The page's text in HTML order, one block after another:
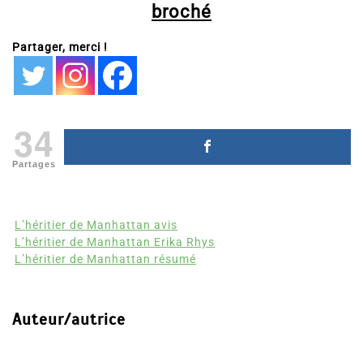
broché
Partager, merci !
34
Partages
L’héritier de Manhattan avis
L’héritier de Manhattan Erika Rhys
L’héritier de Manhattan résumé
Auteur/autrice